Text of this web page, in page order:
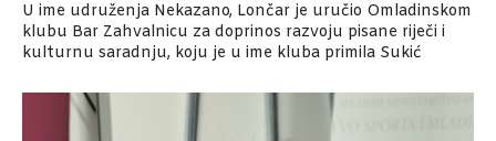
U ime udruženja Nekazano, Lončar je uručio Omladinskom
klubu Bar Zahvalnicu za doprinos razvoju pisane riječi i
kulturnu saradnju, koju je u ime kluba primila Sukić